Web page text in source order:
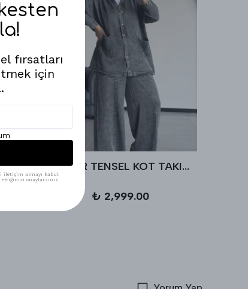
AHUZAR TENSEL KOT TAKIM - Antrasit
₺ 2,999.00
fırsatları
için
iletişim almayı kabul
onaylarsınız.